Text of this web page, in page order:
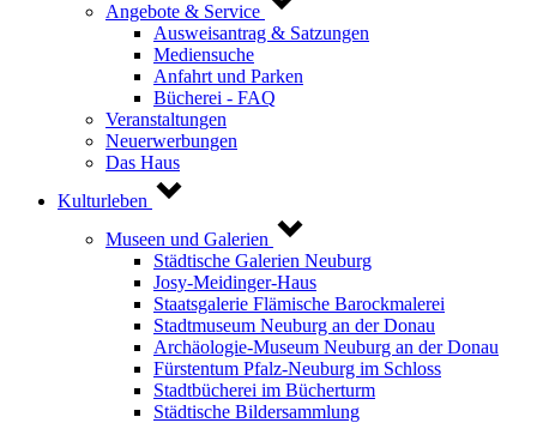
Angebote & Service
Ausweisantrag & Satzungen
Mediensuche
Anfahrt und Parken
Bücherei - FAQ
Veranstaltungen
Neuerwerbungen
Das Haus
Kulturleben
Museen und Galerien
Städtische Galerien Neuburg
Josy-Meidinger-Haus
Staatsgalerie Flämische Barockmalerei
Stadtmuseum Neuburg an der Donau
Archäologie-Museum Neuburg an der Donau
Fürstentum Pfalz-Neuburg im Schloss
Stadtbücherei im Bücherturm
Städtische Bildersammlung